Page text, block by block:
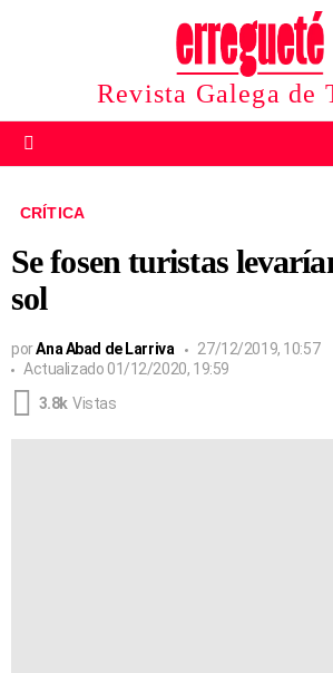
Revista Galega de
CRÍTICA
Se fosen turistas
sol
porAna Abad de Larriva
27/12/2019, 10:57
Actualizado 01/12/2020, 19:59
3.8k Vistas